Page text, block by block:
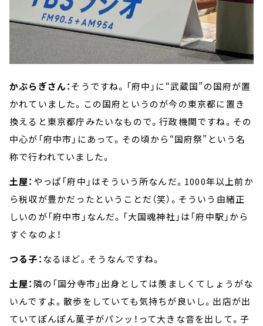
かぶらぎさん：そうですね。「府中」に“武蔵国”の国府が置
かれていました。この国府というのが今の東京都に置き
換えると東京都庁みたいなもので。行政機関ですね。その
中心が「府中市」にあって。その頃から“国府祭”という名
称で行われていました。
土屋： やっぱ「府中」はそういう所なんだ。1000年以上前か
ら税収が豊かだったということだ（笑）。そういう由緒正
しいのが「府中市」なんだ。「大国魂神社」は「府中駅」から
すぐなのよ！
つる子： なるほど。そうなんですね。
土屋： 隣の「国分寺市」出身としては羨ましくてしょうがな
いんですよ。散歩をしていても気持ちが良いし。出店が出
ていてぽんぽん菓子がパンッ！って大きな音を出して。子